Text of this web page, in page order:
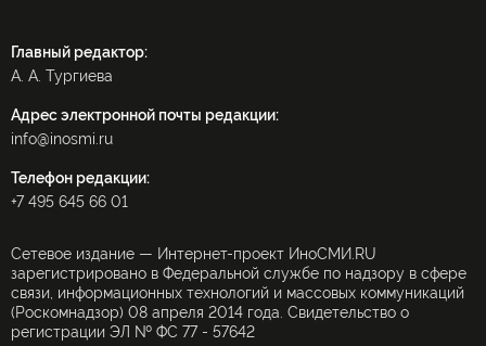
Главный редактор:
А. А. Тургиева
Адрес электронной почты редакции:
info@inosmi.ru
Телефон редакции:
+7 495 645 66 01
Сетевое издание — Интернет-проект ИноСМИ.RU
зарегистрировано в Федеральной службе по надзору в сфере
связи, информационных технологий и массовых коммуникаций
(Роскомнадзор) 08 апреля 2014 года. Свидетельство о
регистрации ЭЛ № ФС 77 - 57642